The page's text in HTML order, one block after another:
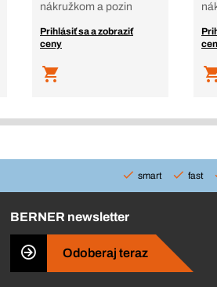
nákružkom a pozin
Prihlásiť sa a zobraziť
ceny
smart fast
BERNER newsletter
Odoberaj teraz